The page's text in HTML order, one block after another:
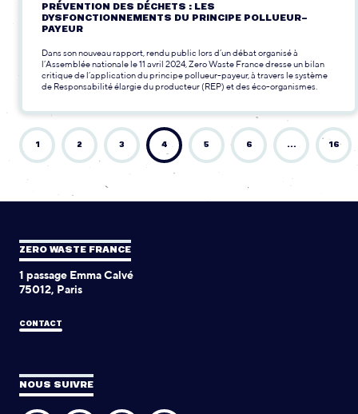
PRÉVENTION DES DÉCHETS : LES
DYSFONCTIONNEMENTS DU PRINCIPE POLLUEUR-
PAYEUR
Dans son nouveau rapport, rendu public lors d’un débat organisé à
l’Assemblée nationale le 11 avril 2024, Zero Waste France dresse un bilan
critique de l’application du principe pollueur-payeur, à travers le système
de Responsabilité élargie du producteur (REP) et des éco-organismes.
1 2 3 4 5 6 … 16
ZERO WASTE FRANCE
1 passage Emma Calvé
75012, Paris
CONTACT
NOUS SUIVRE